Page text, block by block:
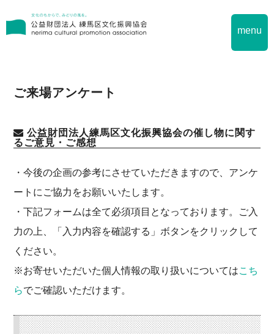
menu
ご来場アンケート
公益財団法人練馬区文化振興協会の催し物に関す
るご意見・ご感想
・今後の企画の参考にさせていただきますので、アンケ
ートにご協力をお願いいたします。
・下記フォームは全て必須項目となっております。 ご入
力の上、「入力内容を確認する」 ボタンをクリックして
ください。
※お寄せいただいた個人情報の取り扱いについてはこち
らでご確認いただけます。